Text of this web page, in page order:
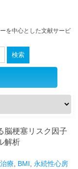
を中心とした文献サービ
脳梗塞リスク因子
解析
療 BMI
永続性心房